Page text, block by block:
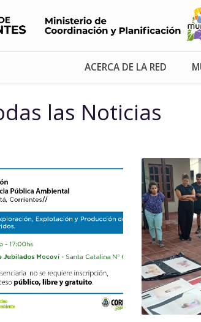
ACERCA DE LA RED
las Noticias